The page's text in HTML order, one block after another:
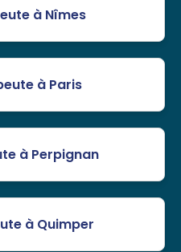
à Nîmes
à Paris
à Perpignan
à Quimper